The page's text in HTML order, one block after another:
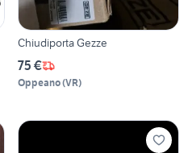
Chiudiporta Gezze
75 €
Oppeano(VR)